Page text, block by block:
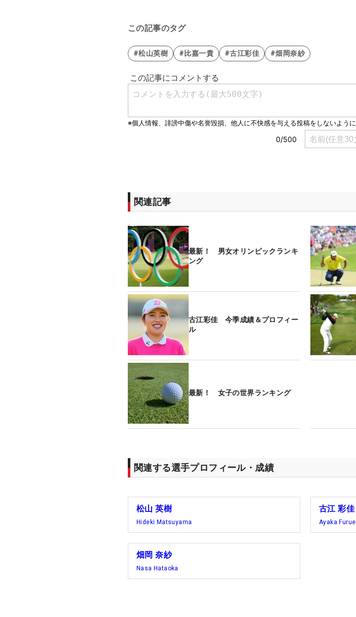
この記事のタグ
#松山英樹 #比嘉一貴 #古江彩佳 #畑岡奈紗
関連記事
最新！ 男女オリンピックランキ
ング
古江彩佳 今季成績＆プロフィー
ル
最新！ 女子の世界ランキング
関連する選手プロフィール・成績
松山 英樹
Hideki Matsuyama
古江 彩佳
Ayaka Furue
畑岡 奈紗
Nasa Hataoka